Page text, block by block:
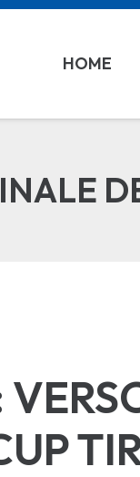
HOME